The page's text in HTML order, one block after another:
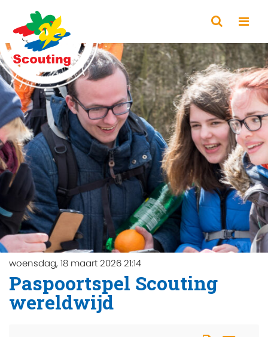
woensdag, 18 maart 2026 21:14
Paspoortspel Scouting
wereldwijd